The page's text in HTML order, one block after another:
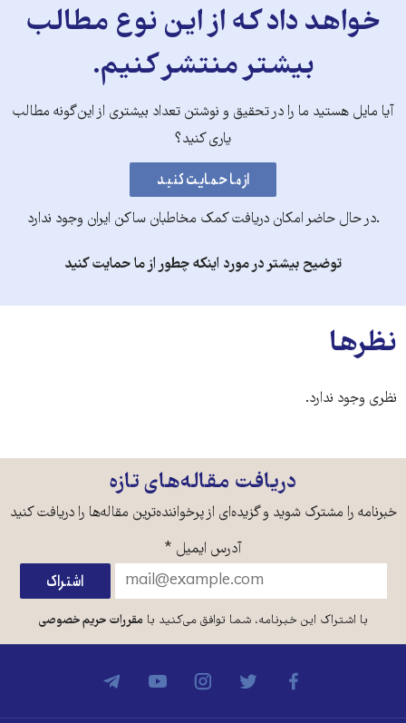
خواهد داد که از این نوع مطالب
بیشتر منتشر کنیم.
آیا مایل هستید ما را در تحقیق و نوشتن تعداد بیشتری از این‌گونه مطالب
یاری کنید؟
.در حال حاضر امکان دریافت کمک مخاطبان ساکن ایران وجود ندارد
توضیح بیشتر در مورد اینکه چطور از ما حمایت کنید
نظرها
نظری وجود ندارد.
دریافت مقاله‌های تازه
خبرنامه را مشترک شوید و گزیده‌ای از پرخواننده‌ترین مقاله‌ها را دریافت کنید
آدرس ایمیل *
با اشتراک این خبرنامه، شما توافق می‌کنید بامقررات حریم خصوصی